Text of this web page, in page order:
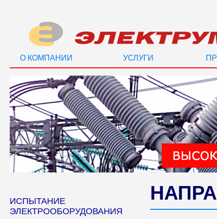
О КОМПАНИИ УСЛУГИ
ИСПЫТАНИЕ
ЭЛЕКТРООБОРУДОВАНИЯ